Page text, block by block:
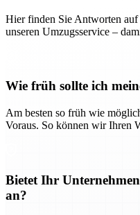
Hier finden Sie Antworten
unseren Umzugsservice –
Wie früh sollte ich
Am besten so früh wie
Voraus. So können wir Ihren
Bietet Ihr
an?